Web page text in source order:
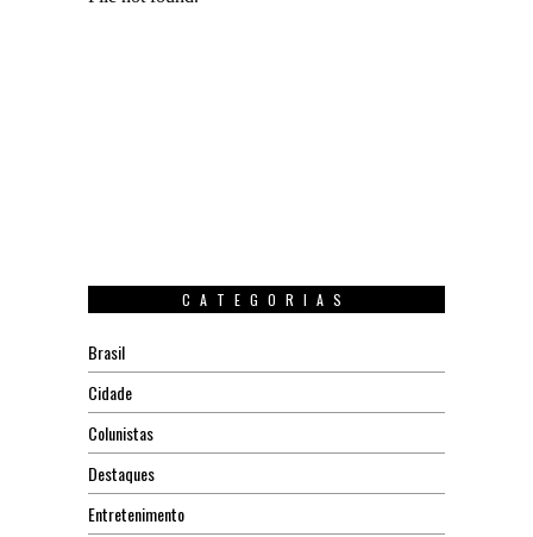
CATEGORIAS
Brasil
Cidade
Colunistas
Destaques
Entretenimento